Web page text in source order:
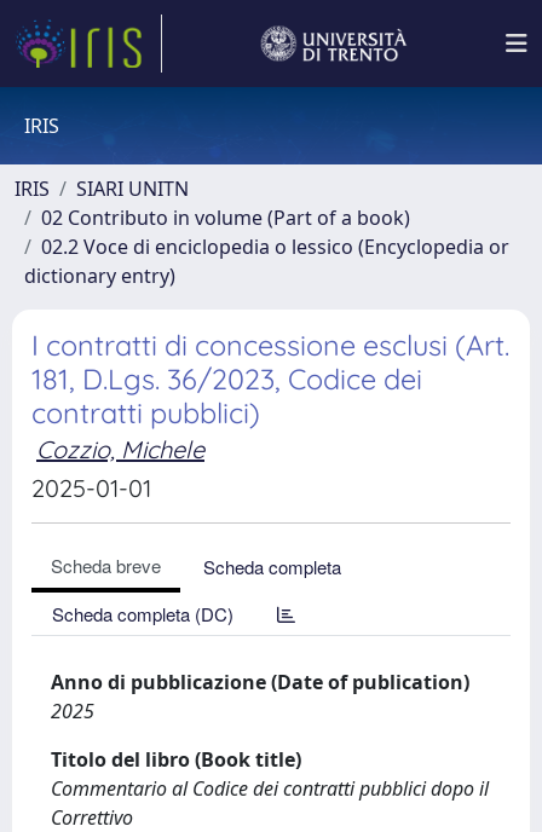
IRIS
IRIS
SIARI UNITN
02 Contributo in volume (Part of a book)
02.2 Voce di enciclopedia o lessico (Encyclopedia or
dictionary entry)
I contratti di concessione esclusi (Art.
181, D.Lgs. 36/2023, Codice dei
contratti pubblici)
Cozzio, Michele
2025-01-01
Scheda breve
Scheda completa
Scheda completa (DC)
Anno di pubblicazione (Date of publication)
2025
Titolo del libro (Book title)
Commentario al Codice dei contratti pubblici dopo il
Correttivo